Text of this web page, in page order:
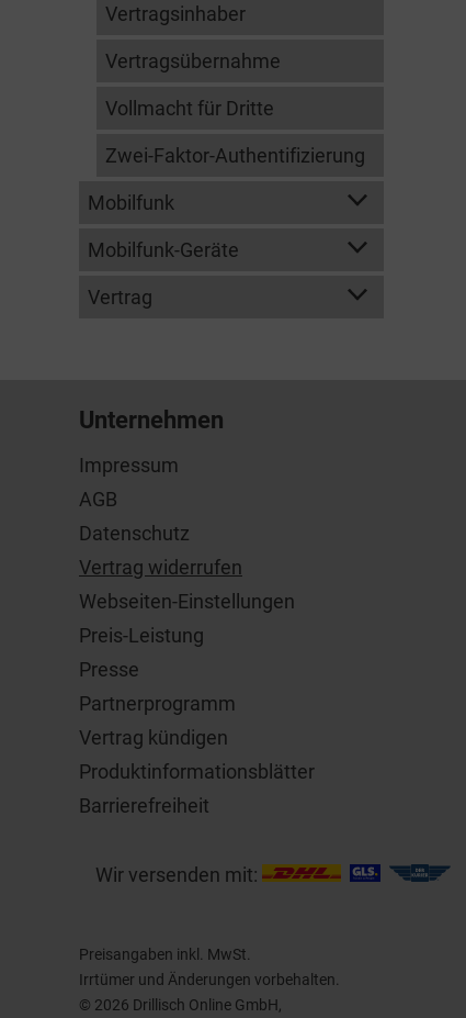
Vertragsinhaber
Vertragsübernahme
Vollmacht für Dritte
Zwei-Faktor-Authentifizierung
Mobilfunk
Mobilfunk-Geräte
Vertrag
Unternehmen
Impressum
AGB
Datenschutz
Vertrag widerrufen
Webseiten-Einstellungen
Preis-Leistung
Presse
Partnerprogramm
Vertrag kündigen
Produktinformationsblätter
Barrierefreiheit
Wir versenden mit:
Preisangaben inkl. MwSt.
Irrtümer und Änderungen vorbehalten.
© 2026 Drillisch Online GmbH,